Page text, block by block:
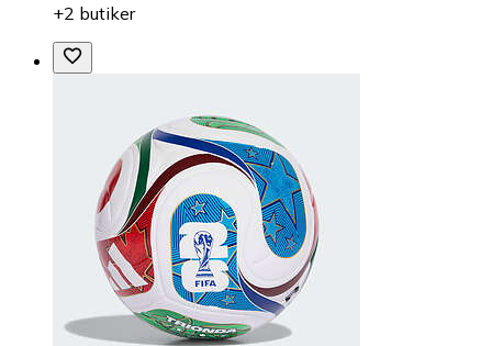
+2 butiker